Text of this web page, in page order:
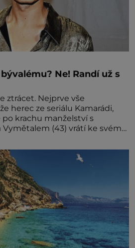
Ne! Randí už s
ztrácet. Nejprve vše
herec ze seriálu Kamarádi,
po krachu manželství s
(43) vrátí ke svému